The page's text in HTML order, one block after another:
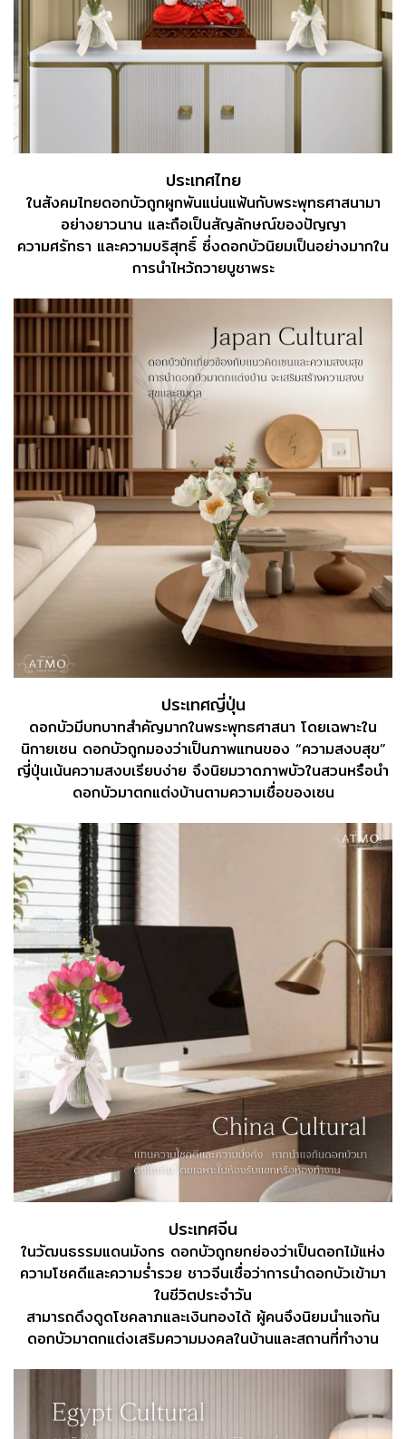
ประเทศไทย
ในสังคมไทยดอกบัวถูกผูกพันแน่นแฟ้นกับพระพุทธศาสนามา
อย่างยาวนาน และถือเป็นสัญลักษณ์ของปัญญา
ความศรัทธา และความบริสุทธิ์ ซึ่งดอกบัวนิยมเป็นอย่างมากใน
การนำไหว้ถวายบูชาพระ
ประเทศญี่ปุ่น
ดอกบัวมีบทบาทสำคัญมากในพระพุทธศาสนา โดยเฉพาะใน
นิกายเซน ดอกบัวถูกมองว่าเป็นภาพแทนของ “ความสงบสุข”
ญี่ปุ่นเน้นความสงบเรียบง่าย จึงนิยมวาดภาพบัวในสวนหรือนำ
ดอกบัวมาตกแต่งบ้านตามความเชื่อของเซน
ประเทศจีน
ในวัฒนธรรมแดนมังกร ดอกบัวถูกยกย่องว่าเป็นดอกไม้แห่ง
ความโชคดีและความร่ำรวย ชาวจีนเชื่อว่าการนำดอกบัวเข้ามา
ในชีวิตประจำวัน
สามารถดึงดูดโชคลาภและเงินทองได้ ผู้คนจึงนิยมนำแจกัน
ดอกบัวมาตกแต่งเสริมความมงคลในบ้านและสถานที่ทำงาน